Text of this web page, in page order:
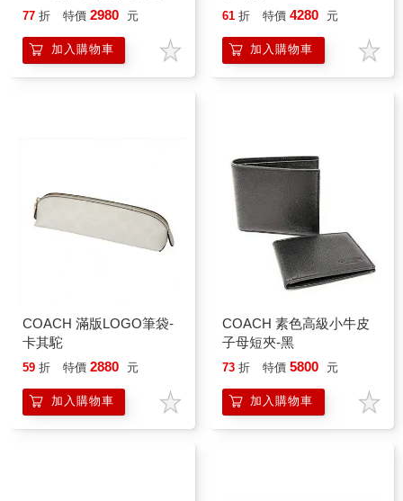
黑
77 折 特價 2980 元
加入購物車
61 折 特價 4280 元
加入購物車
COACH 滿版LOGO筆袋-
卡其駝
59 折 特價 2880 元
加入購物車
COACH 素色高級小牛皮
子母短夾-黑
73 折 特價 5800 元
加入購物車